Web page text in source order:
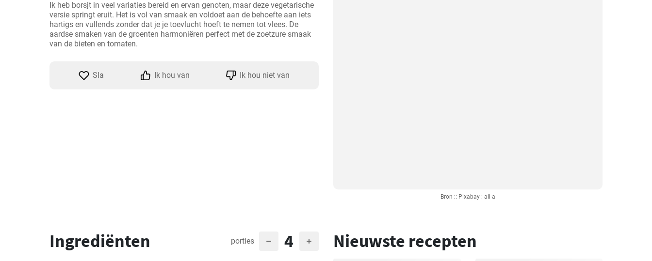
Bron :: Pixabay : ali-a
Ik heb borsjt in veel variaties bereid en ervan genoten, maar deze vegetarische
versie springt eruit. Het is vol van smaak en voldoet aan de behoefte aan iets
hartigs en vullends zonder dat je je toevlucht hoeft te nemen tot vlees. De
aardse smaken van de groenten harmoniëren perfect met de zoetzure smaak
van de bieten en tomaten.
Sla Ik hou van Ik hou niet van
Ingrediënten porties 4 Nieuwste recepten